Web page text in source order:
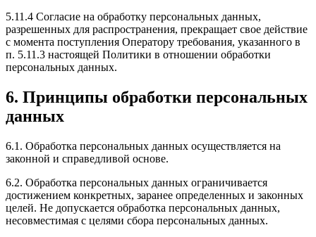
5.11.4 Согласие на обработку персональных данных,
разрешенных для распространения, прекращает свое действие
с момента поступления Оператору требования, указанного в
п. 5.11.3 настоящей Политики в отношении обработки
персональных данных.
6. Принципы обработки персональных
данных
6.1. Обработка персональных данных осуществляется на
законной и справедливой основе.
6.2. Обработка персональных данных ограничивается
достижением конкретных, заранее определенных и законных
целей. Не допускается обработка персональных данных,
несовместимая с целями сбора персональных данных.